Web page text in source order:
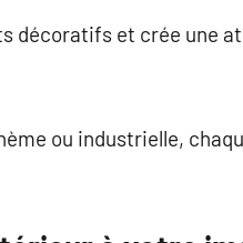
décoratifs et crée une
ou industrielle,